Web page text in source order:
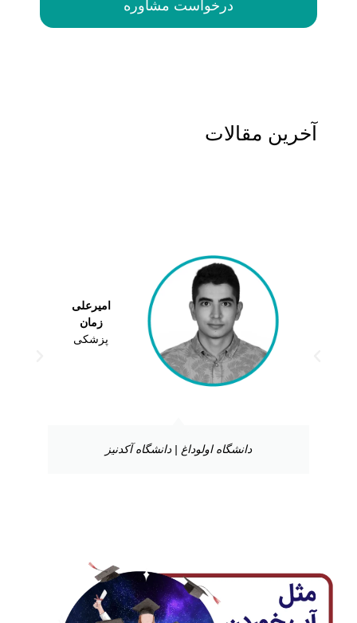
درخواست مشاوره
آخرین مقالات
دانشگاه اولوداغ | دانشگاه آکدنیز
امیرعلی
زمان
پزشکی